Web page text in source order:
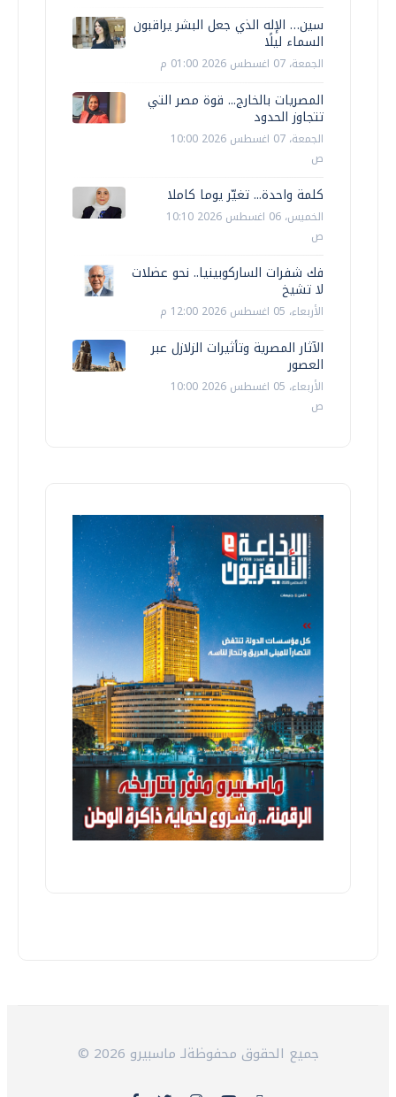
سين… الإله الذي جعل البشر يراقبون
السماء ليلًا
الجمعة، 07 اغسطس 2026 01:00 م
المصريات بالخارج... قوة مصر التي
تتجاوز الحدود
الجمعة، 07 اغسطس 2026 10:00
ص
كلمة واحدة... تغيّر يوما كاملا
الخميس، 06 اغسطس 2026 10:10
ص
فك شفرات الساركوبينيا.. نحو عضلات
لا تشيخ
الأربعاء، 05 اغسطس 2026 12:00 م
الآثار المصرية وتأثيرات الزلازل عبر
العصور
الأربعاء، 05 اغسطس 2026 10:00
ص
© 2026 جميع الحقوق محفوظةلـ ماسبيرو